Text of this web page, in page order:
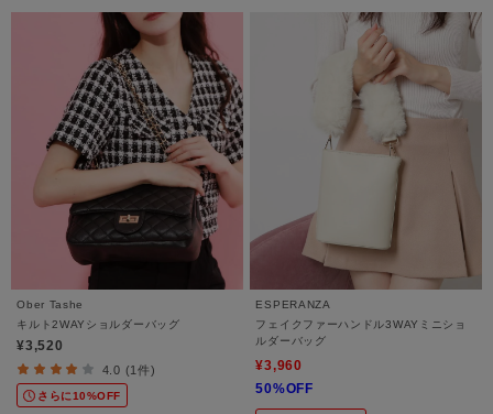
Ober Tashe
キルト2WAYショルダーバッグ
¥3,520
4.0 (1件)
さらに10%OFF
ESPERANZA
フェイクファーハンドル3WAYミニショ
ルダーバッグ
¥3,960
50%OFF